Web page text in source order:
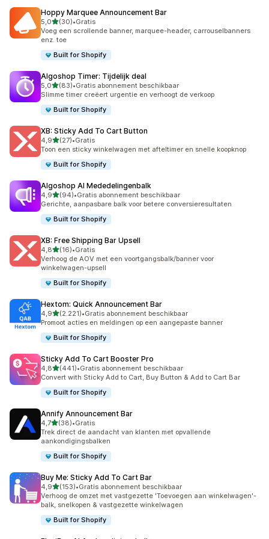
Hoppy Marquee Announcement Bar
5,0van 5 sterren
(30)
30 recensies in totaal
•Gratis
Voeg een scrollende banner, marquee-header, carrouselbanners
enz. toe
Built for Shopify
Algoshop Timer: Tijdelijk deal
5,0van 5 sterren
(83)
83 recensies in totaal
•Gratis abonnement beschikbaar
Slimme timer creëert urgentie en verhoogt de verkoop
Built for Shopify
XB: Sticky Add To Cart Button
4,9van 5 sterren
(27)
27 recensies in totaal
•Gratis
Toon een sticky winkelwagen met afteltimer en snelle koopknop
Built for Shopify
Algoshop AI Mededelingenbalk
4,9van 5 sterren
(94)
94 recensies in totaal
•Gratis abonnement beschikbaar
Gerichte, aanpasbare balk voor betere conversieresultaten
Built for Shopify
XB: Free Shipping Bar Upsell
4,8van 5 sterren
(16)
16 recensies in totaal
•Gratis
Verhoog de AOV met een voortgangsbalk/banner voor
winkelwagen-upsell
Built for Shopify
Hextom: Quick Announcement Bar
4,9van 5 sterren
(2.221)
2221 recensies in totaal
•Gratis abonnement beschikbaar
Promoot acties en meldingen op een aangepaste banner
Built for Shopify
Sticky Add To Cart Booster Pro
4,8van 5 sterren
(441)
441 recensies in totaal
•Gratis abonnement beschikbaar
Convert with Sticky Add to Cart, Buy Button & Add to Cart Bar
Built for Shopify
Annify Announcement Bar
4,7van 5 sterren
(38)
38 recensies in totaal
•Gratis
Trek direct de aandacht van klanten met opvallende
aankondigingsbalken
Built for Shopify
Buy Me: Sticky Add To Cart Bar
4,9van 5 sterren
(153)
153 recensies in totaal
•Gratis abonnement beschikbaar
Verhoog de omzet met vastgezette 'Toevoegen aan winkelwagen'-
balk, snelkopen & vastgezette winkelwagen
Built for Shopify